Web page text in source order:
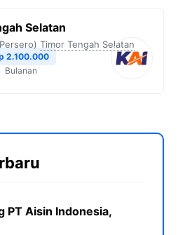
Selatan
Timor Tengah Selatan
2.100.000
Bulanan
PT Aisin Indonesia,